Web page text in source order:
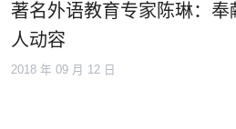
著名外语教育专家陈琳：
人动容
2018 年 09 月 12 日